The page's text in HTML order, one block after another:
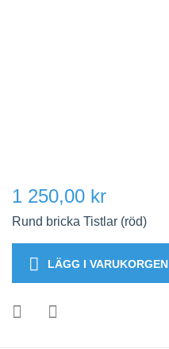
1 250,00 kr
Rund bricka Tistlar (röd)
LÄGG I VARUKORGEN